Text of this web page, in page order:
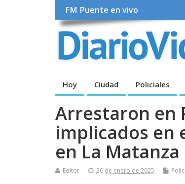
FM Puente en vivo
Hoy Ciudad Policiales
Arrestaron en
implicados en
en La Matanza
Editor 26 de enero de 2025